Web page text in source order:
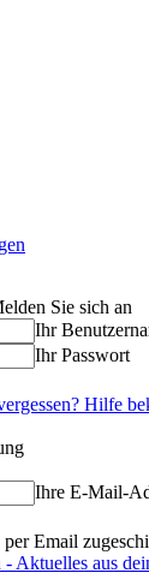
Sie sich an
Ihr
Ihr Passwort
Hilfe
Ihre E-Mail-
Email